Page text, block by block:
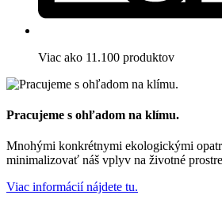
Viac ako 11.100 produktov
Pracujeme s ohľadom na klímu.
Mnohými konkrétnymi ekologickými
minimalizovať náš vplyv na životné
Viac informácií nájdete tu.